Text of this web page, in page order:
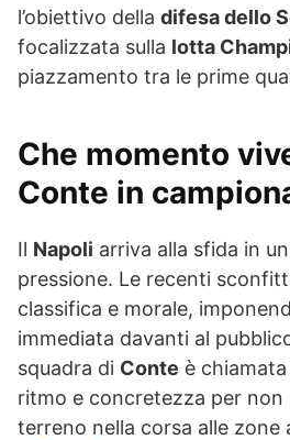
l’obiettivo della difesa dello
focalizzata sulla lotta
piazzamento tra le prime
Che momento
Conte in
Il Napoli arriva alla sfida in
pressione. Le recenti
classifica e morale,
immediata davanti al
squadra di Conte è
ritmo e concretezza per non
terreno nella corsa alle zone